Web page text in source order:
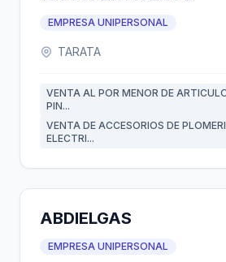
EMPRESA UNIPERSONAL
TARATA
VENTA AL POR MENOR DE
PIN...
VENTA DE ACCESORIOS DE
ELECTRI...
ABDIELGAS
EMPRESA UNIPERSONAL